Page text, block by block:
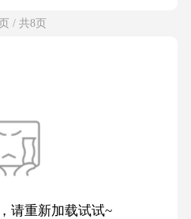
/ 共8页
请重新加载试试~